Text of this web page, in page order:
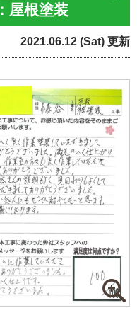
屋根塗装
2021.06.12 (Sat) 更新